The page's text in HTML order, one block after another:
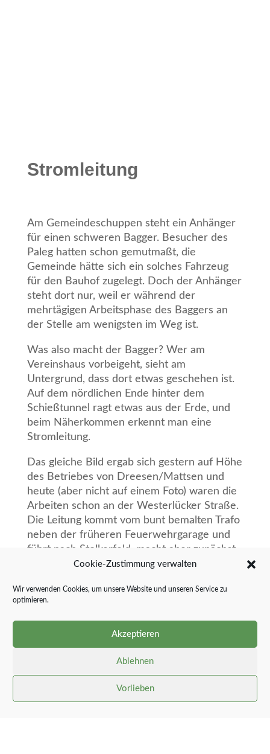
Cookie-Zustimmung verwalten
Wir verwenden Cookies, um unsere Website und unseren Service zu
optimieren.
Akzeptieren
Ablehnen
Vorlieben
Stromleitung
Am Gemeindeschuppen steht ein Anhänger
für einen schweren Bagger. Besucher des
Paleg hatten schon gemutmaßt, die
Gemeinde hätte sich ein solches Fahrzeug
für den Bauhof zugelegt. Doch der Anhänger
steht dort nur, weil er während der
mehrtägigen Arbeitsphase des Baggers an
der Stelle am wenigsten im Weg ist.
Was also macht der Bagger? Wer am
Vereinshaus vorbeigeht, sieht am
Untergrund, dass dort etwas geschehen ist.
Auf dem nördlichen Ende hinter dem
Schießtunnel ragt etwas aus der Erde, und
beim Näherkommen erkennt man eine
Stromleitung.
Das gleiche Bild ergab sich gestern auf Höhe
des Betriebes von Dreesen/Mattsen und
heute (aber nicht auf einem Foto) waren die
Arbeiten schon an der Westerlücker Straße.
Die Leitung kommt vom bunt bemalten Trafo
neben der früheren Feuerwehrgarage und
führt nach Stolkerfeld, macht aber zunächst
einen nördlichen Bogen und bleibt dann auf
der K 49 ist mit kritischer Infrastruktur, wie
Der weitläufige Hintergrund für diese
Erdarbeiten ist erfreulich: Die Freileitung
vom Nordring Richtung Klappholz
einschließlich ihres Abzweigers nach Westen
kommt endlich weg. Schleswig-Holstein Netz
AG hat den Abschluss aller Arbeiten für